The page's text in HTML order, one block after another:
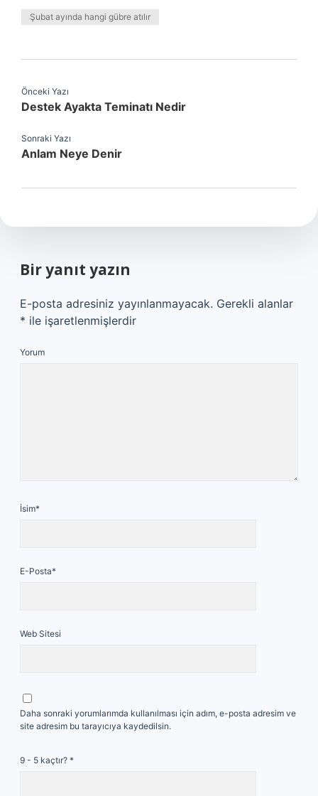
Şubat ayında hangi gübre atılır
Önceki Yazı
Destek Ayakta Teminatı Nedir
Sonraki Yazı
Anlam Neye Denir
Bir yanıt yazın
E-posta adresiniz yayınlanmayacak. Gerekli alanlar
* ile işaretlenmişlerdir
Yorum
İsim*
E-Posta*
Web Sitesi
Daha sonraki yorumlarımda kullanılması için adım, e-posta adresim ve
site adresim bu tarayıcıya kaydedilsin.
9 - 5 kaçtır? *